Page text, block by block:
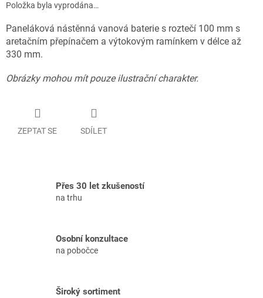
Položka byla vyprodána…
Paneláková nástěnná vanová baterie s roztečí 100 mm s
aretačním přepínačem a výtokovým ramínkem v délce až
330 mm.
Obrázky mohou mít pouze ilustrační charakter.
ZEPTAT SE SDÍLET
Přes 30 let zkušeností
na trhu
Osobní konzultace
na pobočce
Široký sortiment